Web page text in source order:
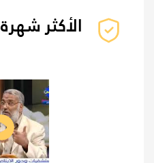
الأكثر شهرة